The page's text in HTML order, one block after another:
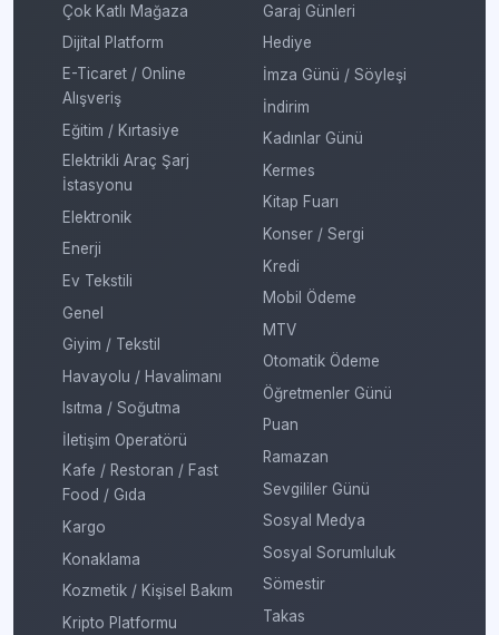
Çok Katlı Mağaza
Dijital Platform
E-Ticaret / Online
Alışveriş
Eğitim / Kırtasiye
Elektrikli Araç Şarj
İstasyonu
Elektronik
Enerji
Ev Tekstili
Genel
Giyim / Tekstil
Havayolu / Havalimanı
Isıtma / Soğutma
İletişim Operatörü
Kafe / Restoran / Fast
Food / Gıda
Kargo
Konaklama
Kozmetik / Kişisel Bakım
Kripto Platformu
Garaj Günleri
Hediye
İmza Günü / Söyleşi
İndirim
Kadınlar Günü
Kermes
Kitap Fuarı
Konser / Sergi
Kredi
Mobil Ödeme
MTV
Otomatik Ödeme
Öğretmenler Günü
Puan
Ramazan
Sevgililer Günü
Sosyal Medya
Sosyal Sorumluluk
Sömestir
Takas